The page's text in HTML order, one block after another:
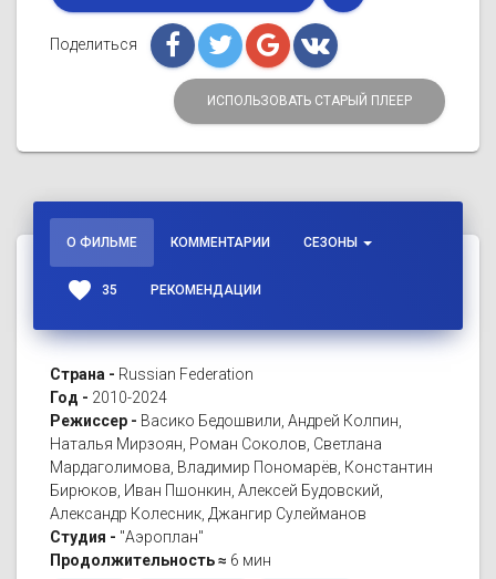
Поделиться
ИСПОЛЬЗОВАТЬ СТАРЫЙ ПЛЕЕР
О ФИЛЬМЕ КОММЕНТАРИИ СЕЗОНЫ
favorite 35 РЕКОМЕНДАЦИИ
Страна - Russian Federation
Год - 2010-2024
Режиссер - Васико Бедошвили, Андрей Колпин,
Наталья Мирзоян, Роман Соколов, Светлана
Мардаголимова, Владимир Пономарёв, Константин
Бирюков, Иван Пшонкин, Алексей Будовский,
Александр Колесник, Джангир Сулейманов
Студия - "Аэроплан"
Продолжительность ≈ 6 мин